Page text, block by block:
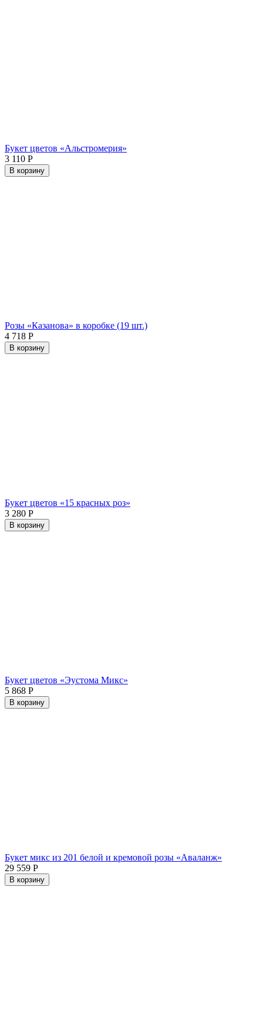
Букет цветов «Альстромерия»
3 110 Р
В корзину
Розы «Казанова» в коробке (19 шт.)
4 718 Р
В корзину
Букет цветов «15 красных роз»
3 280 Р
В корзину
Букет цветов «Эустома Микс»
5 868 Р
В корзину
Букет микс из 201 белой и кремовой розы «Аваланж»
29 559 Р
В корзину